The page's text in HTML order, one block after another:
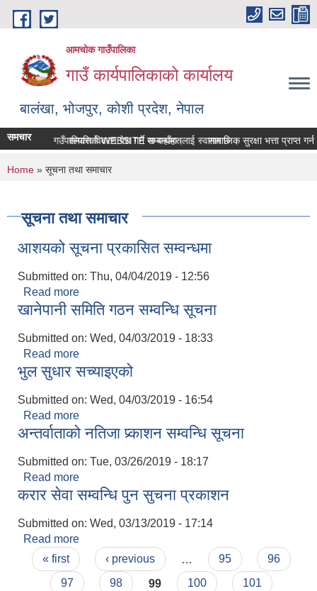
Skip to main content
आमचोक गाउँपालिका
गाउँ कार्यपालिकाको कार्यालय
बालंखा, भोजपुर, कोशी प्रदेश, नेपाल
आमचोक गउँपालिकाको WEBSITE मा यहाँहरुलाई स्वागत छ ।
समचार सम्पत्ति विवरण पेश गर्ने सम्बन्धमा। सामाजिक सुरक्षा भत्ता प्राप्‍त
You are here
Home » सूचना तथा समाचार
सूचना तथा समाचार
आशयको सूचना प्रकासित सम्वन्धमा
Submitted on: Thu, 04/04/2019 - 12:56
Read more
खानेपानी समिति गठन सम्वन्धि सूचना
Submitted on: Wed, 04/03/2019 - 18:33
Read more
भुल सुधार सच्याइएको
Submitted on: Wed, 04/03/2019 - 16:54
Read more
अन्तर्वाताको नतिजा प्र्काशन सम्वन्धि सूचना
Submitted on: Tue, 03/26/2019 - 18:17
Read more
करार सेवा सम्वन्धि पुन सुचना प्रकाशन
Submitted on: Wed, 03/13/2019 - 17:14
Read more
Pages
« first ‹ previous 95
96
97
98 99 100
101